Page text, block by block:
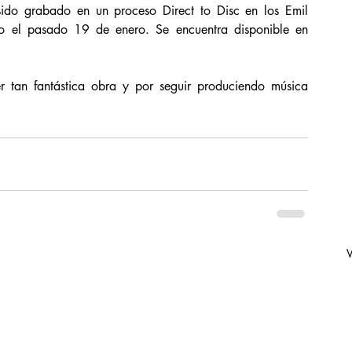
grabado en un proceso Direct to Disc en los Emil
el pasado 19 de enero. Se encuentra disponible en
fantástica obra y por seguir produciendo música